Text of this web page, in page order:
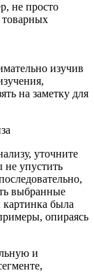
не просто
товарных
изучив
на заметку для
уточните
не упустить
выбранные
была
опираясь
и